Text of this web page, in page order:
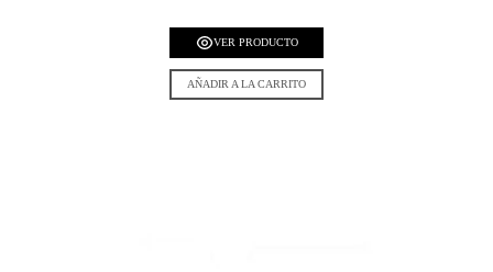
VER PRODUCTO
AÑADIR A LA CARRITO